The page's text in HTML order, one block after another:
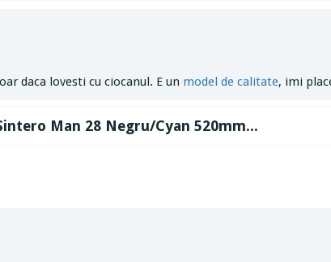
daca lovesti cu ciocanul. E un model de calitate, imi
Man 28 Negru/Cyan 520mm...